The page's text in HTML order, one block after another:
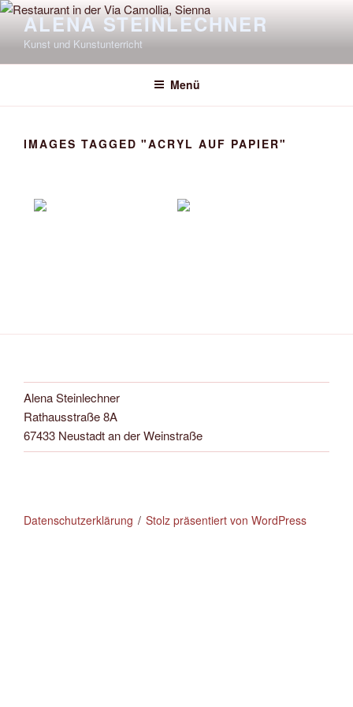
Zum
Inhalt
springen
ALENA STEINLECHNER
Kunst und Kunstunterricht
Menü
IMAGES TAGGED "ACRYL AUF PAPIER"
Alena Steinlechner
Rathausstraße 8A
67433 Neustadt an der Weinstraße
Datenschutzerklärung Stolz präsentiert von WordPress